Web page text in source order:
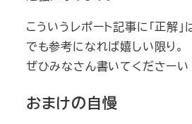
こういうレポート記事に「正解
でも参考になれば嬉しい限り。
ぜひみなさん書いてくださーい
おまけの自慢